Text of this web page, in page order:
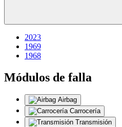
2023
1969
1968
Módulos de falla
Airbag
Carrocería
Transmisión